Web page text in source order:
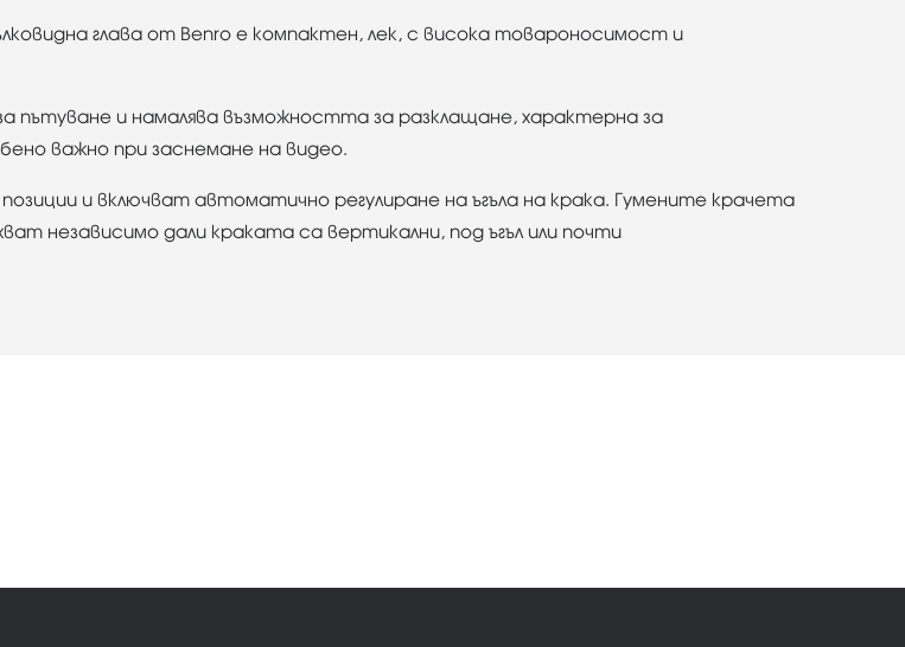
глава от Benro е компактен, лек, с висока товароносимост и
пътуване и намалява възможността за разклащане, характерна за
важно при заснемане на видео.
и включват автоматично регулиране на ъгъла на крака. Гумените крачета
независимо дали краката са вертикални, под ъгъл или почти